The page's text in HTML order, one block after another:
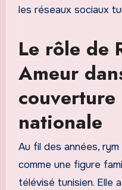
les réseaux sociaux
Le rôle de
Ameur
couverture
nationale
Au fil des années,
comme une figure
télévisé tunisien. Elle